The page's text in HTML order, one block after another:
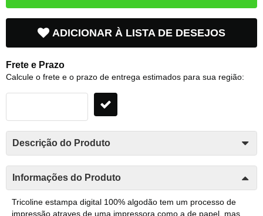
ADICIONAR À LISTA DE DESEJOS
Frete e Prazo
Calcule o frete e o prazo de entrega estimados para sua região:
Descrição do Produto
Informações do Produto
Tricoline estampa digital 100% algodão tem um processo de
impressão atraves de uma impressora como a de papel, mas